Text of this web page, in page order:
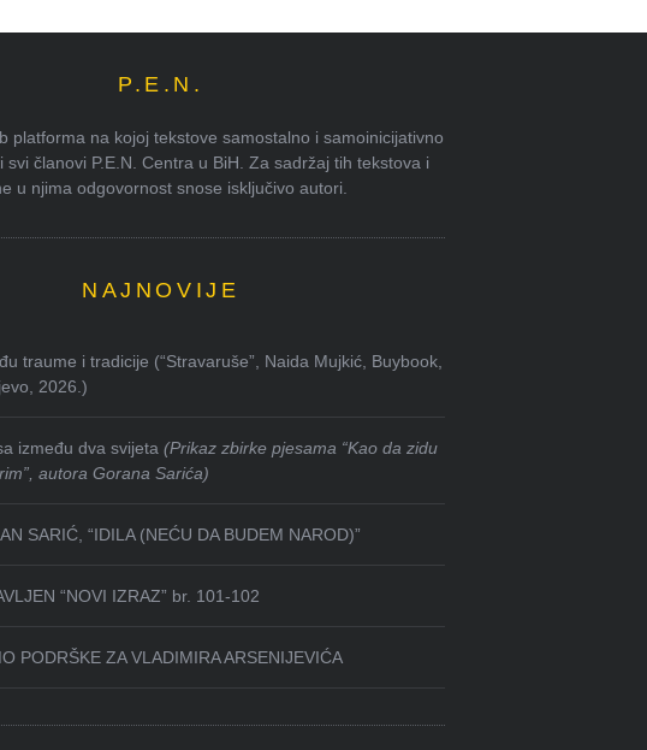
P.E.N.
platforma na kojoj tekstove samostalno i samoinicijativno
svi članovi P.E.N. Centra u BiH. Za sadržaj tih tekstova i
u njima odgovornost snose isključivo autori.
NAJNOVIJE
traume i tradicije (“Stravaruše”, Naida Mujkić, Buybook,
2026.)
između dva svijeta(Prikaz zbirke pjesama “Kao da zidu
autora Gorana Sarića)
SARIĆ, “IDILA (NEĆU DA BUDEM NAROD)”
“NOVI IZRAZ” br. 101-102
PODRŠKE ZA VLADIMIRA ARSENIJEVIĆA